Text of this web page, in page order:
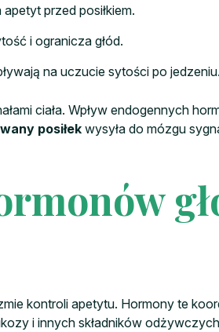
przed posiłkiem.
i ogranicza głód.
na uczucie sytości po jedzeniu.
ciała. Wpływ endogennych
posiłek wysyła do mózgu
kontroli apetytu. Hormony te
i innych składników